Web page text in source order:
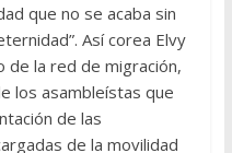
que no se acaba sin
Así corea Elvy
la red de migración,
los asambleístas que
de las
de la movilidad